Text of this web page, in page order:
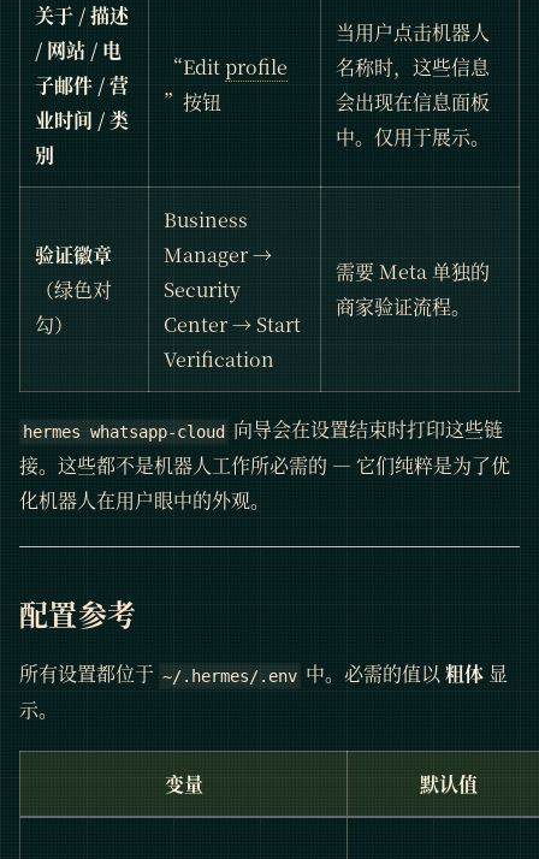
关于 / 描述
/ 网站 / 电
子邮件 / 营
业时间 / 类
别
“Editprofile
”按钮
当用户点击机器人
名称时，这些信息
会出现在信息面板
中。仅用于展示。
验证徽章
（绿色对
勾）
Business
Manager →
Security
Center → Start
Verification
需要 Meta 单独的
商家验证流程。
hermes whatsapp-cloud
向导会在设置结束时打印这些链
接。这些都不是机器人工作所必需的 — 它们纯粹是为了优
化机器人在用户眼中的外观。
配置参考
所有设置都位于 ~/.hermes/.env 中。必需的值以粗体 显
示。
变量 默认值